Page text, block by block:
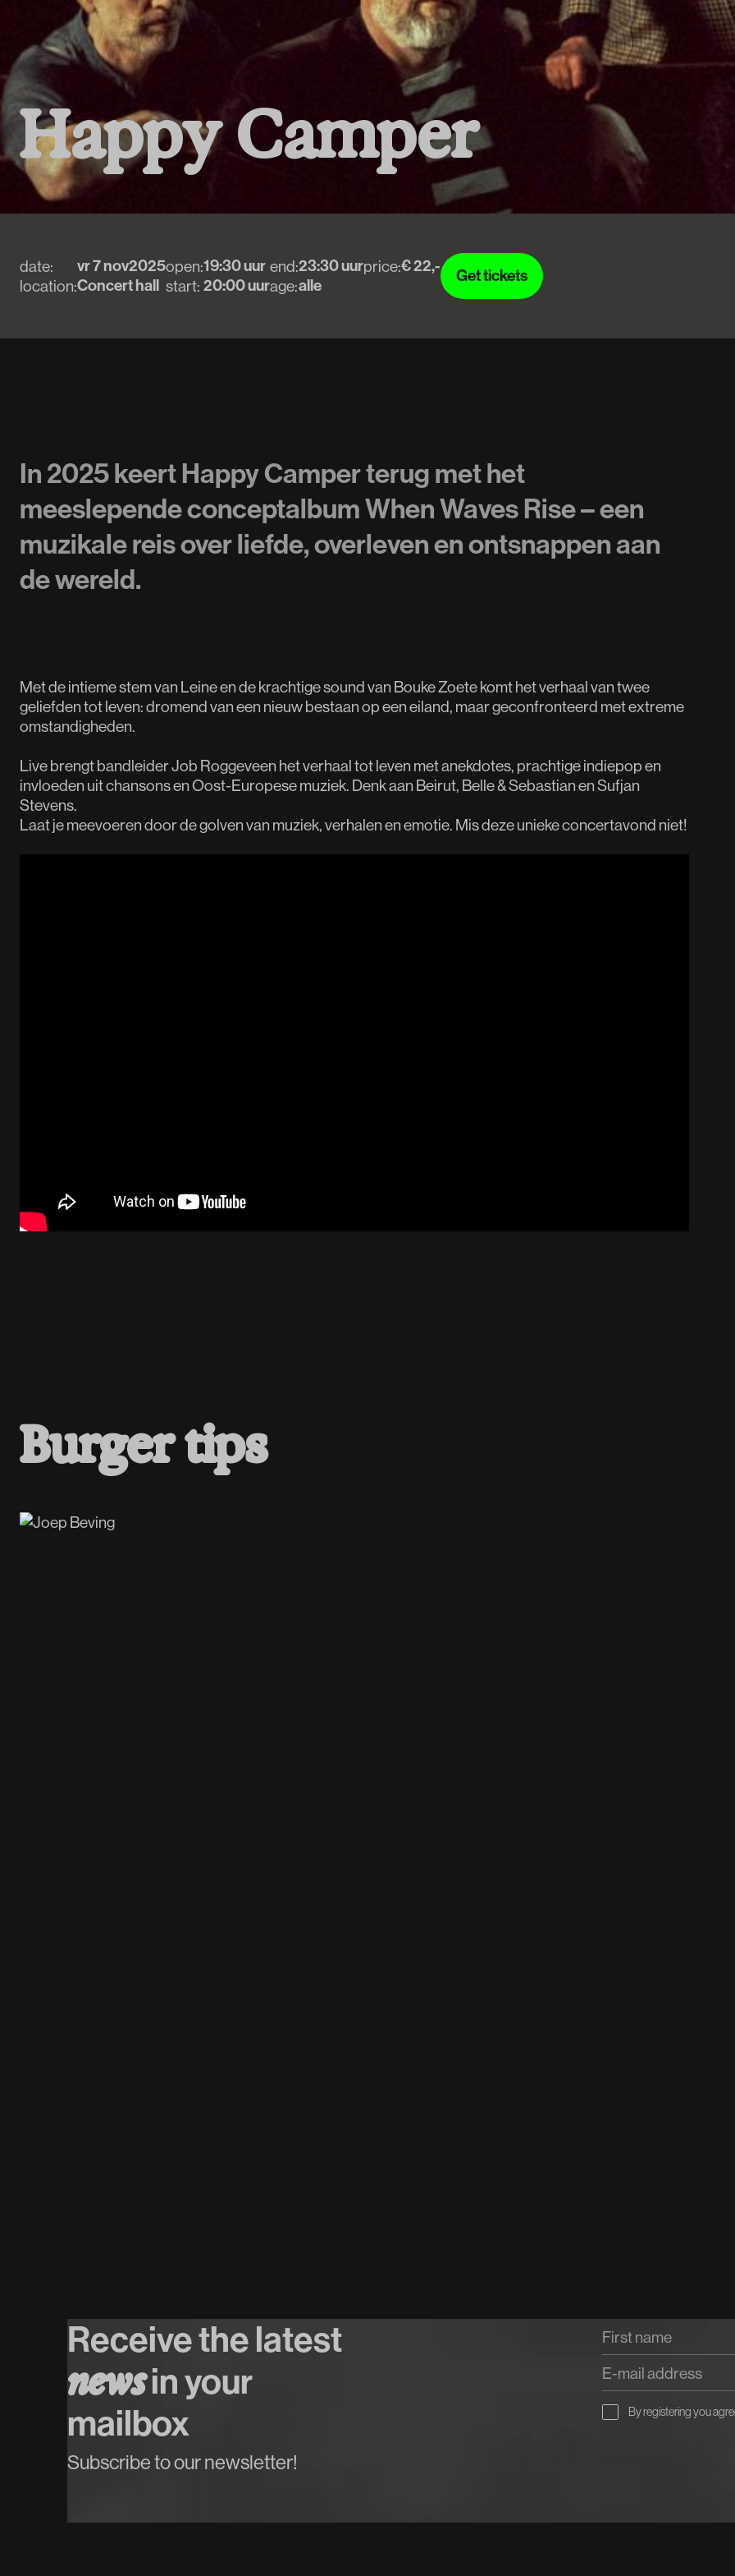
Happy Camper
date:
location:
vr 7 nov2025
Concert hall
open:
start:
19:30 uur
20:00 uur
end:
age:
23:30 uur
alle
price:€ 22,-
Get tickets
Get tickets
In 2025 keert Happy Camper terug met het
meeslepende conceptalbum When Waves Rise – een
muzikale reis over liefde, overleven en ontsnappen aan
de wereld.
Met de intieme stem van Leine en de krachtige sound van Bouke Zoete komt het verhaal van twee
geliefden tot leven: dromend van een nieuw bestaan op een eiland, maar geconfronteerd met extreme
omstandigheden.
Live brengt bandleider Job Roggeveen het verhaal tot leven met anekdotes, prachtige indiepop en
invloeden uit chansons en Oost-Europese muziek. Denk aan Beirut, Belle & Sebastian en Sufjan
Stevens.
Laat je meevoeren door de golven van muziek, verhalen en emotie. Mis deze unieke concertavond niet!
Burger tips
Koop tickets
Koop tickets
Receive the latest
newsin your
mailbox
Subscribe to our newsletter!
By registering you